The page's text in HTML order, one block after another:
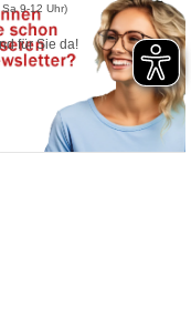
Sa 9-12 Uhr)
für Sie da!